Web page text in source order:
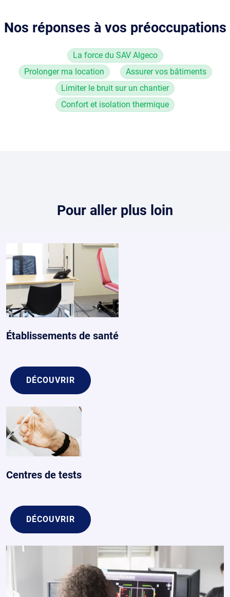
Nos réponses à vos préoccupations
La force du SAV Algeco
Prolonger ma location
Assurer vos bâtiments
Limiter le bruit sur un chantier
Confort et isolation thermique
Pour aller plus loin
Établissements de santé
DÉCOUVRIR
Centres de tests
DÉCOUVRIR